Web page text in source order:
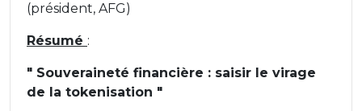
(président, AFG)
Résumé :
" Souveraineté financière : saisir le virage
de la tokenisation "